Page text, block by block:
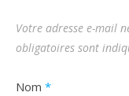
Votre adresse e-mail
obligatoires sont
Nom *